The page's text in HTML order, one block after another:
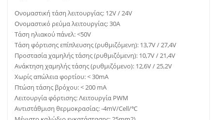
Ονομαστική τάση λειτουργίας: 12V / 24V
Ονομαστικό ρεύμα λειτουργίας: 30A
Τάση ηλιακού πάνελ: <50V
Τάση φόρτισης επίπλευσης (ρυθμιζόμενη): 13,7V / 27,4V
Προστασία χαμηλής τάσης (ρυθμιζόμενη): 10,7V / 21,4V
Ανάκτηση χαμηλής τάσης (ρυθμιζόμενο): 12,6V / 25,2V
Χωρίς απώλεια φορτίου: < 30mA
Πτώση τάσης βρόχου: < 200 mA
Λειτουργία φόρτισης: Λειτουργία PWM
Αντιστάθμιση θερμοκρασίας: -4mV/Cell/℃